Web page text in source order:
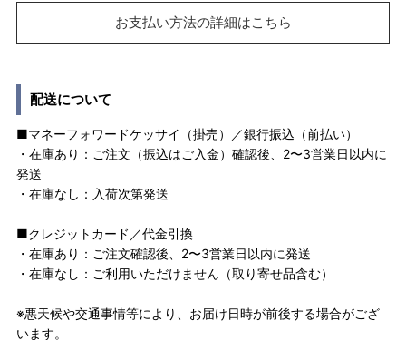
お支払い方法の詳細はこちら
配送について
■マネーフォワードケッサイ（掛売）／銀行振込（前払い）
・在庫あり：ご注文（振込はご入金）確認後、2〜3営業日以内に
発送
・在庫なし：入荷次第発送
■クレジットカード／代金引換
・在庫あり：ご注文確認後、2〜3営業日以内に発送
・在庫なし：ご利用いただけません（取り寄せ品含む）
※悪天候や交通事情等により、お届け日時が前後する場合がござ
います。